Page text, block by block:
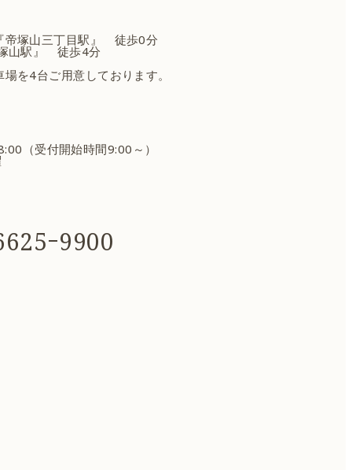
帝塚山三丁目駅』 徒歩0分
山駅』 徒歩4分
を4台ご用意しております。
（受付開始時間9:00～）
ｰ9900